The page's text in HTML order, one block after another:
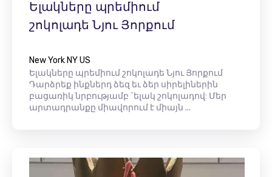
Ելակները պրեմիում
շոկոլադե Նյու Յորքում
New York NY US
Ելակները պրեմիում շոկոլադե Նյու Յորքում
Դարձրեք ինքներդ ձեզ եւ ձեր սիրելիներին
բացառիկ նրբությամբ `ելակ շոկոլադով: Մեր
արտադրանքը միավորում է միայն ...